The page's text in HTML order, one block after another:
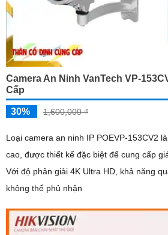
Camera An Ninh VanTech VP-
Cấp
30% 1,600,000 ₫
Loại camera an ninh IP POEVP-153CV2
cao, được thiết kế đặc biệt để cung cấp
Với độ phân giải 4K Ultra HD, khả năng
không thể phủ nhận